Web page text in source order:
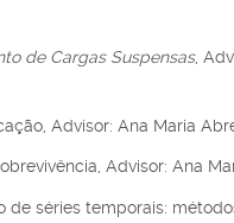
de Cargas Suspensas,
Advisor: Ana Maria
Advisor: Ana
séries temporais: